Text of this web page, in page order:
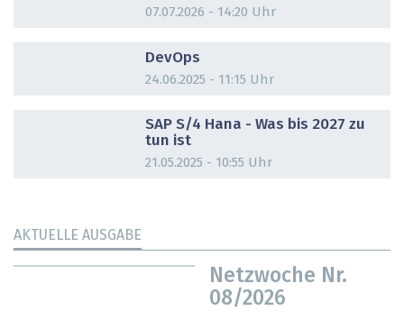
07.07.2026 - 14:20 Uhr
DevOps
24.06.2025 - 11:15 Uhr
SAP S/4 Hana - Was bis 2027 zu
tun ist
21.05.2025 - 10:55 Uhr
AKTUELLE AUSGABE
Netzwoche Nr.
08/2026